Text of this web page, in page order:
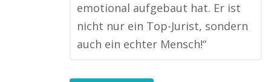
emotional aufgebaut hat. Er ist
nicht nur ein Top-Jurist, sondern
auch ein echter Mensch!“